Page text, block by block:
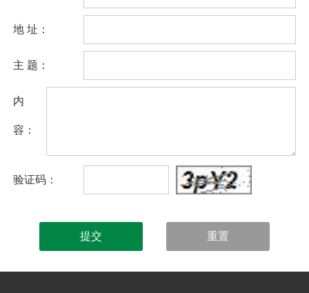
地 址：
主 题：
内
容：
验证码：
提交 重置